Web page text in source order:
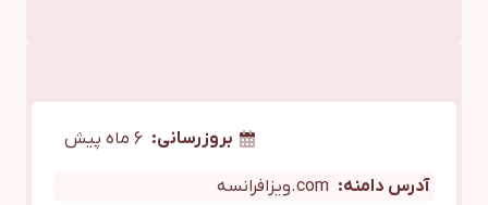
بروزرسانی: 6 ماه پیش
آدرس دامنه: com.ویزافرانسه